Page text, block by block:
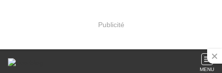
Publicité
MENU